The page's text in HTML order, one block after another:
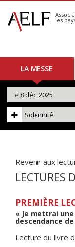
S'abonner
Calendrier
les
LA MESSE
Le 8 déc. 2025
Solennité
Revenir aux
LECTURES
PREMIÈRE
« Je mettrai
descendance
Lecture du livre